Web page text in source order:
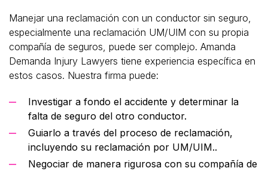
Manejar una reclamación con un conductor sin seguro,
especialmente una reclamación UM/UIM con su propia
compañía de seguros, puede ser complejo. Amanda
Demanda Injury Lawyers tiene experiencia específica en
estos casos. Nuestra firma puede:
Investigar a fondo el accidente y determinar la
falta de seguro del otro conductor.
Guiarlo a través del proceso de reclamación,
incluyendo su reclamación por UM/UIM..
Negociar de manera rigurosa con su compañía de